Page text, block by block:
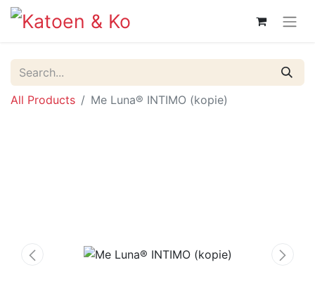
All Products Me Luna® INTIMO (kopie)